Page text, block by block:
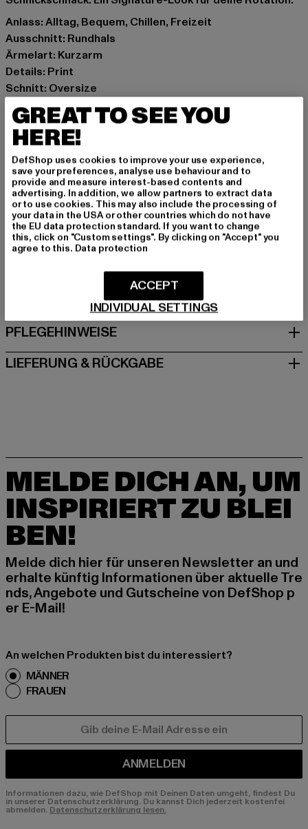
Anlass: Alltag, Bequem, Chillen, Freizeit
Ausschnitt: Rundhals
Ärmelart: Kurzarm
Details: Print
Schnitt: Oversize
Marke: Mister Tee Upscale
Kat.: T-Shirts
Farbe: schwarz
Hersteller Farbe: black
Materialzusammensetzung: 100% Baumwolle
Art.Nr: MT1883-00007
Hersteller: TB International GmbH |info@tbint.de
Dr.-Robert-Murjahn-Straße 7 | 64372 Ober-Ramstadt |
DE
GRÖSSE & PASSFORM
PFLEGEHINWEISE
LIEFERUNG & RÜCKGABE
MELDE DICH AN, UM
INSPIRIERT ZU BLEI
BEN!
Melde dich hier für unseren Newsletter an und
erhalte künftig Informationen über aktuelle Tre
nds, Angebote und Gutscheine von DefShop p
er E-Mail!
An welchen Produkten bist du interessiert?
MÄNNER
FRAUEN
ANMELDEN
Informationen dazu, wie DefShop mit Deinen Daten umgeht, findest Du
in unserer Datenschutzerklärung. Du kannst Dich jederzeit kostenfei
abmelden. Datenschutzerklärung lesen.
GREAT TO SEE YOU
HERE!
DefShop uses cookies to improve your use experience,
save your preferences, analyse use behaviour and to
provide and measure interest-based contents and
advertising. In addition, we allow partners to extract data
or to use cookies. This may also include the processing of
your data in the USA or other countries which do not have
the EU data protection standard. If you want to change
this, click on "Custom settings". By clicking on "Accept" you
agree to this. Data protection
INDIVIDUAL SETTINGS
ACCEPT